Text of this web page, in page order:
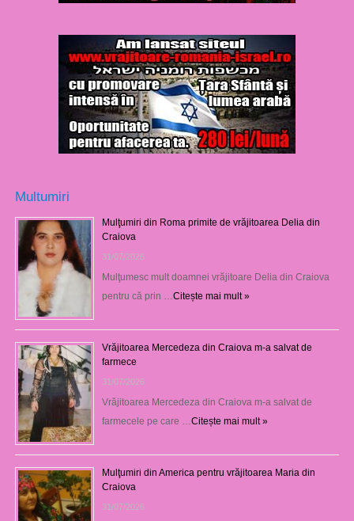
Multumiri
Mulţumiri din Roma primite de vrăjitoarea Delia din
Craiova
31/07/2026
Mulţumesc mult doamnei vrăjitoare Delia din Craiova
pentru că prin … Citește mai mult »
Vrăjitoarea Mercedeza din Craiova m-a salvat de
farmece
31/07/2026
Vrăjitoarea Mercedeza din Craiova m-a salvat de
farmecele pe care … Citește mai mult »
Mulţumiri din America pentru vrăjitoarea Maria din
Craiova
31/07/2026